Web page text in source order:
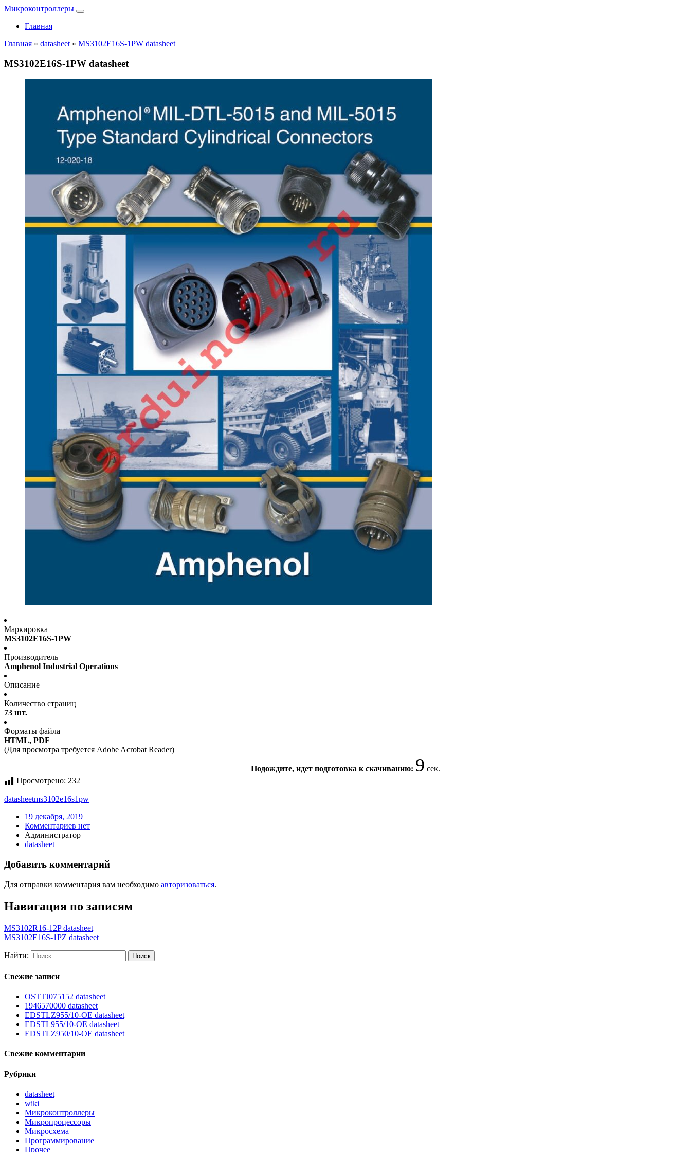
Микроконтроллеры
Главная
Главная » datasheet » MS3102E16S-1PW datasheet
MS3102E16S-1PW datasheet
Маркировка
MS3102E16S-1PW
Производитель
Amphenol Industrial Operations
Описание
Количество страниц
73 шт.
Форматы файла
HTML, PDF
(Для просмотра требуется Adobe Acrobat Reader)
Подождите, идет подготовка к скачиванию: 8 сек.
Просмотрено: 232
datasheetms3102e16s1pw
19 декабря, 2019
Комментариев нет
Администратор
datasheet
Добавить комментарий
Для отправки комментария вам необходимо авторизоваться.
Навигация по записям
MS3102R16-12P datasheet
MS3102E16S-1PZ datasheet
Найти:
Свежие записи
OSTTJ075152 datasheet
1946570000 datasheet
EDSTLZ955/10-OE datasheet
EDSTL955/10-OE datasheet
EDSTLZ950/10-OE datasheet
Свежие комментарии
Рубрики
datasheet
wiki
Микроконтроллеры
Микропроцессоры
Микросхема
Программирование
Прочее